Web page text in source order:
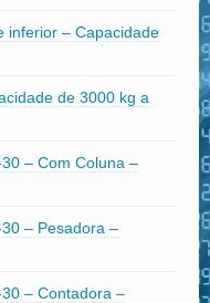
inferior – Capacidade
de 3000 kg a
– Com Coluna –
– Pesadora –
– Contadora –